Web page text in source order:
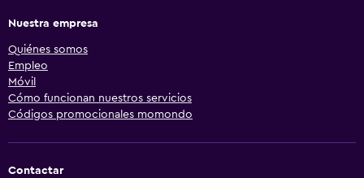
Nuestra empresa
Quiénes somos
Empleo
Móvil
Cómo funcionan nuestros servicios
Códigos promocionales momondo
Contactar